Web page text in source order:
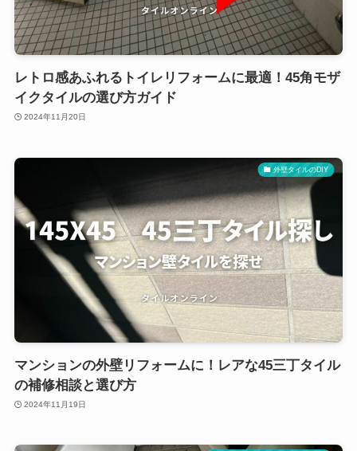
レトロ感あふれるトイレリフォームに最適！45角モザ
イクタイルの選び方ガイド
2024年11月20日
外壁タイルのDIY
マンションの外壁リフォームに！レアな45三丁タイル
の補修相談と選び方
2024年11月19日